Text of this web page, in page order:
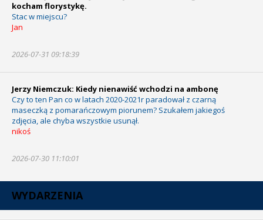
kocham florystykę.
Stac w miejscu?
Jan
2026-07-31 09:18:39
Jerzy Niemczuk: Kiedy nienawiść wchodzi na ambonę
Czy to ten Pan co w latach 2020-2021r paradował z czarną
maseczką z pomarańczowym piorunem? Szukałem jakiegoś
zdjęcia, ale chyba wszystkie usunął.
nikoś
2026-07-30 11:10:01
WYDARZENIA